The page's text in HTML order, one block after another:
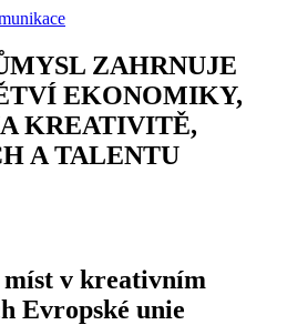
ZAHRNUJE
EKONOMIKY,
KREATIVITĚ,
A TALENTU
v kreativním
Evropské unie